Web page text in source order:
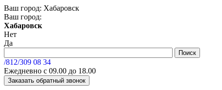
Ваш город: Хабаровск
Ваш город:
Хабаровск
Нет
Да
/812/309 08 34
Ежедневно с 09.00 до 18.00
Заказать обратный звонок